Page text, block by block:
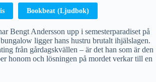
Bookbeat (Ljudbok)
Bengt Andersson upp i semesterparadiset på
ligger hans hustru brutalt ihjälslagen.
från gårdagskvällen – är det han som är den
honom och lösningen på mordet verkar till en